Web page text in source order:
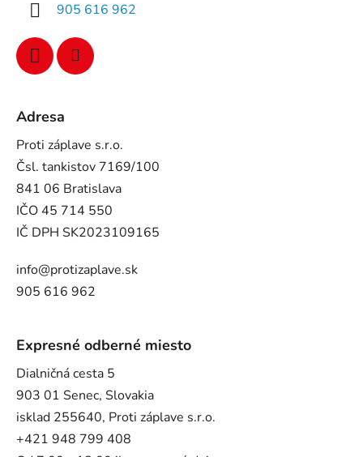
905 616 962
Adresa
Proti záplave s.r.o.
Čsl. tankistov 7169/100
841 06 Bratislava
IČO 45 714 550
IČ DPH SK2023109165
info@protizaplave.sk
905 616 962
Expresné odberné miesto
Dialničná cesta 5
903 01 Senec, Slovakia
isklad 255640, Proti záplave s.r.o.
+421 948 799 408